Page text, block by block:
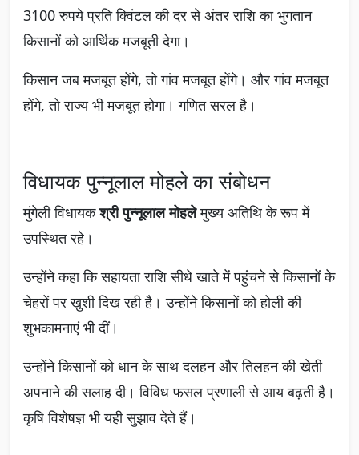
3100 रुपये प्रति क्विंटल की दर से अंतर राशि का भुगतान
किसानों को आर्थिक मजबूती देगा।
किसान जब मजबूत होंगे, तो गांव मजबूत होंगे। और गांव मजबूत
होंगे, तो राज्य भी मजबूत होगा। गणित सरल है।
विधायक पुन्नूलाल मोहले का संबोधन
मुंगेली विधायकश्री पुन्नूलाल मोहलेमुख्य अतिथि के रूप में
उपस्थित रहे।
उन्होंने कहा कि सहायता राशि सीधे खाते में पहुंचने से किसानों के
चेहरों पर खुशी दिख रही है। उन्होंने किसानों को होली की
शुभकामनाएं भी दीं।
उन्होंने किसानों को धान के साथ दलहन और तिलहन की खेती
अपनाने की सलाह दी। विविध फसल प्रणाली से आय बढ़ती है।
कृषि विशेषज्ञ भी यही सुझाव देते हैं।